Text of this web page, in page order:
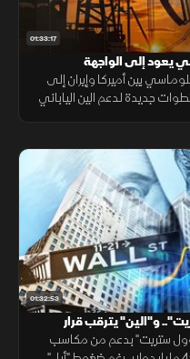
01:33:17
يعود إلى الواجهة
بين أميركا وإيران إلى
جديدة لدعم الين الياباني
01:32:53
و"الين" يترقب قرار
ستريت" بدعم من مكاسب